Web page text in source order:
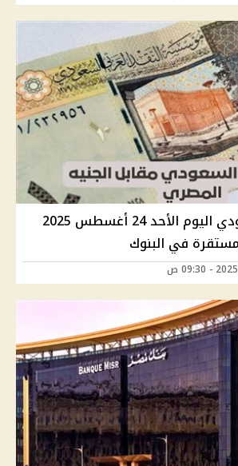
سعر الريال السعودي اليوم الأحد 24 أغسطس 2025
في البنوك